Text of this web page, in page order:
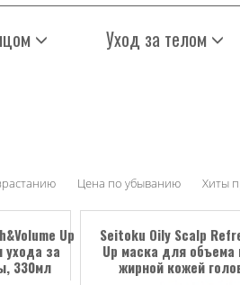
Уход за телом
Цена по убыванию Хиты
Up
за
330мл
Seitoku Oily Scalp
Up маска для объема
жирной кожей